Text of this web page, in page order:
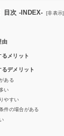
目次 -INDEX- [非表示]
由
メリット
デメリット
ある
い
やすい
件の場合がある